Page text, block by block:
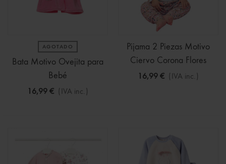
AGOTADO
Bata Motivo Ovejita para
Bebé
16,99 € (IVA inc.)
Pijama 2 Piezas Motivo
Ciervo Corona Flores
para Bebé
16,99 € (IVA inc.)